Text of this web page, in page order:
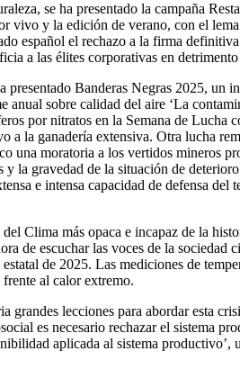
se ha presentado la campaña
y la edición de verano, con el lema
español el rechazo a la firma
a las élites corporativas en detrimento
Banderas Negras 2025, un
sobre calidad del aire ‘La
por nitratos en la Semana de Lucha
la ganadería extensiva. Otra lucha
moratoria a los vertidos mineros
la gravedad de la situación de
e intensa capacidad de defensa
Clima más opaca e incapaz de la
de escuchar las voces de la sociedad
de 2025. Las mediciones de
al calor extremo.
lecciones para abordar esta
es necesario rechazar el sistema
aplicada al sistema productivo’,